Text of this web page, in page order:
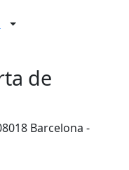
de
Barcelona -